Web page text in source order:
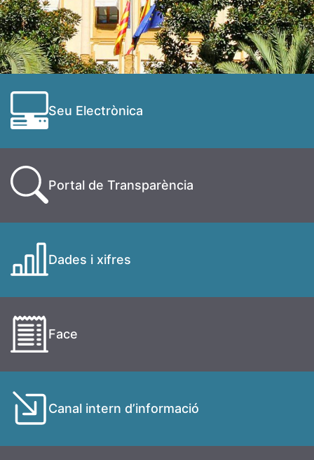
Seu Electrònica
Portal de Transparència
Dades i xifres
Face
Canal intern d’informació